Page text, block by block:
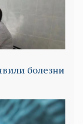
болезни